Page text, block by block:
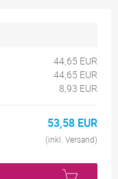
44,65 EUR
44,65 EUR
8,93 EUR
53,58 EUR
(inkl. Versand)